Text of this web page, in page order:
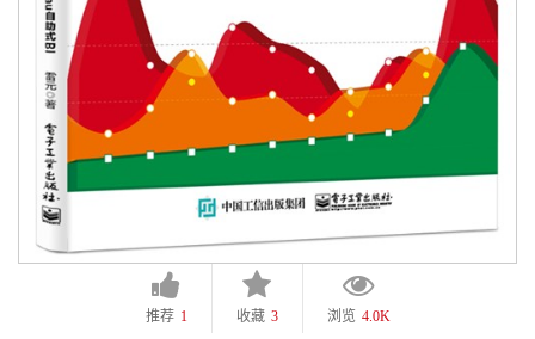
推荐 1 收藏 3 浏览 4.0K